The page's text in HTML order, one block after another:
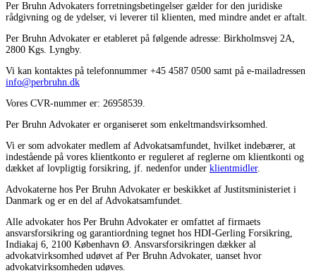
Per Bruhn Advokaters forretningsbetingelser gælder for den juridiske
rådgivning og de ydelser, vi leverer til klienten, med mindre andet er aftalt.
Per Bruhn Advokater er etableret på følgende adresse: Birkholmsvej 2A,
2800 Kgs. Lyngby.
Vi kan kontaktes på telefonnummer +45 4587 0500 samt på e-mailadressen
info@perbruhn.dk
Vores CVR-nummer er: 26958539.
Per Bruhn Advokater er organiseret som enkeltmandsvirksomhed.
Vi er som advokater medlem af Advokatsamfundet, hvilket indebærer, at
indestående på vores klientkonto er reguleret af reglerne om klientkonti og
dækket af lovpligtig forsikring, jf. nedenfor under klientmidler.
Advokaterne hos Per Bruhn Advokater er beskikket af Justitsministeriet i
Danmark og er en del af Advokatsamfundet.
Alle advokater hos Per Bruhn Advokater er omfattet af firmaets
ansvarsforsikring og garantiordning tegnet hos HDI-Gerling Forsikring,
Indiakaj 6, 2100 København Ø. Ansvarsforsikringen dækker al
advokatvirksomhed udøvet af Per Bruhn Advokater, uanset hvor
advokatvirksomheden udøves.